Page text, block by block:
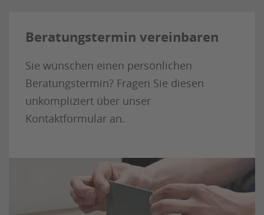
Beratungstermin vereinbaren
Sie wünschen einen persönlichen
Beratungstermin? Fragen Sie diesen
unkompliziert über unser
Kontaktformular an.